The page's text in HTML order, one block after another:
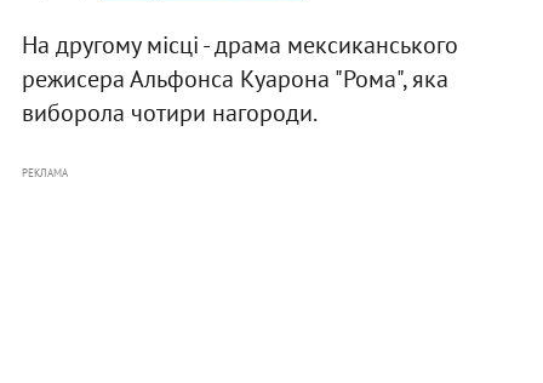
На другому місці - драма мексиканського
режисера Альфонса Куарона "Рома", яка
виборола чотири нагороди.
РЕКЛАМА